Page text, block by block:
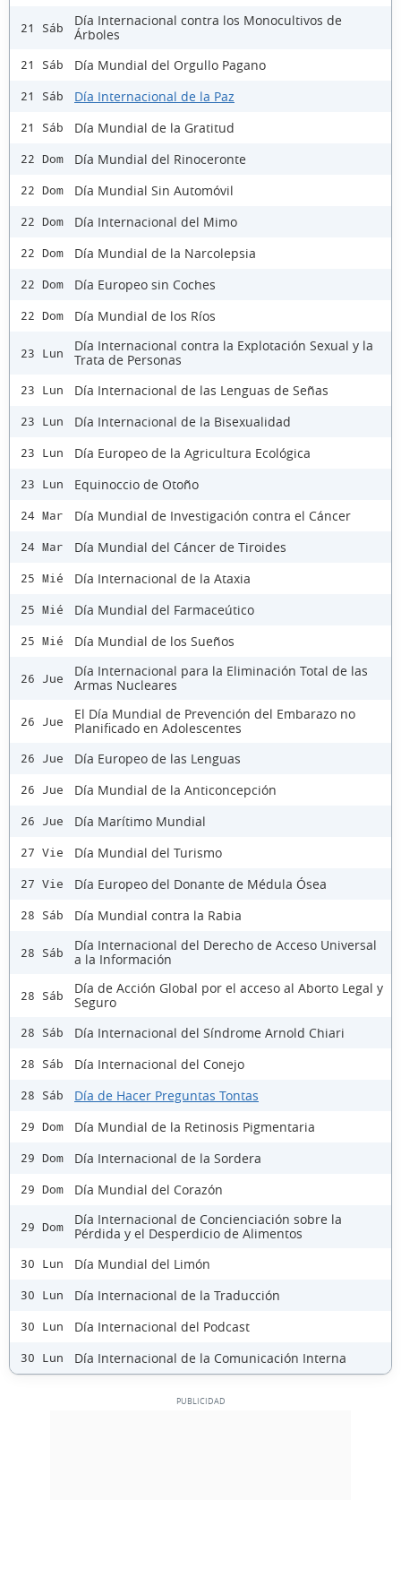
21 Sáb
Día Internacional contra los Monocultivos de
Árboles
21 Sáb Día Mundial del Orgullo Pagano
21 Sáb Día Internacional de la Paz
21 Sáb Día Mundial de la Gratitud
22 Dom Día Mundial del Rinoceronte
22 Dom Día Mundial Sin Automóvil
22 Dom Día Internacional del Mimo
22 Dom Día Mundial de la Narcolepsia
22 Dom Día Europeo sin Coches
22 Dom Día Mundial de los Ríos
23 Lun
Día Internacional contra la Explotación Sexual y la
Trata de Personas
23 Lun Día Internacional de las Lenguas de Señas
23 Lun Día Internacional de la Bisexualidad
23 Lun Día Europeo de la Agricultura Ecológica
23 Lun Equinoccio de Otoño
24 Mar Día Mundial de Investigación contra el Cáncer
24 Mar Día Mundial del Cáncer de Tiroides
25 Mié Día Internacional de la Ataxia
25 Mié Día Mundial del Farmaceútico
25 Mié Día Mundial de los Sueños
26 Jue
Día Internacional para la Eliminación Total de las
Armas Nucleares
26 Jue
El Día Mundial de Prevención del Embarazo no
Planificado en Adolescentes
26 Jue Día Europeo de las Lenguas
26 Jue Día Mundial de la Anticoncepción
26 Jue Día Marítimo Mundial
27 Vie Día Mundial del Turismo
27 Vie Día Europeo del Donante de Médula Ósea
28 Sáb Día Mundial contra la Rabia
28 Sáb
Día Internacional del Derecho de Acceso Universal
a la Información
28 Sáb
Día de Acción Global por el acceso al Aborto Legal y
Seguro
28 Sáb Día Internacional del Síndrome Arnold Chiari
28 Sáb Día Internacional del Conejo
28 Sáb Día de Hacer Preguntas Tontas
29 Dom Día Mundial de la Retinosis Pigmentaria
29 Dom Día Internacional de la Sordera
29 Dom Día Mundial del Corazón
29 Dom
Día Internacional de Concienciación sobre la
Pérdida y el Desperdicio de Alimentos
30 Lun Día Mundial del Limón
30 Lun Día Internacional de la Traducción
30 Lun Día Internacional del Podcast
30 Lun Día Internacional de la Comunicación Interna